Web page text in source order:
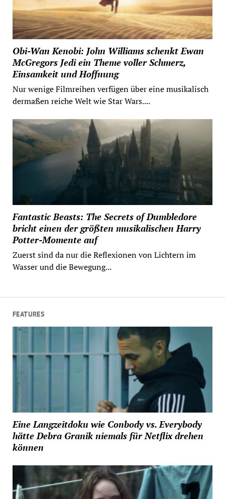
Obi-Wan Kenobi: John Williams schenkt Ewan
McGregors Jedi ein Theme voller Schmerz,
Einsamkeit und Hoffnung
Nur wenige Filmreihen verfügen über eine musikalisch
dermaßen reiche Welt wie Star Wars....
Fantastic Beasts: The Secrets of Dumbledore
bricht einen der größten musikalischen Harry
Potter-Momente auf
Zuerst sind da nur die Reflexionen von Lichtern im
Wasser und die Bewegung...
FEATURES
Eine Langzeitdoku wie Conbody vs. Everybody
hätte Debra Granik niemals für Netflix drehen
können